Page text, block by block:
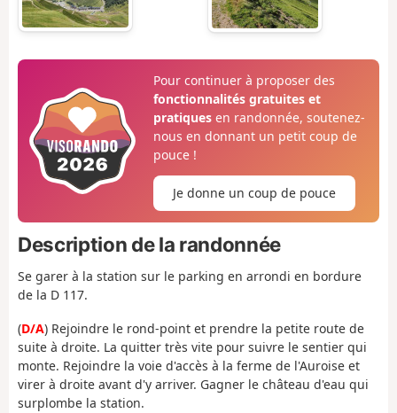
Pour continuer à proposer des
fonctionnalités gratuites et
pratiquesen randonnée, soutenez-
nous en donnant un petit coup de
pouce !
Je donne un coup de pouce
Description de la randonnée
Se garer à la station sur le parking en arrondi en bordure
de la D 117.
(D/A) Rejoindre le rond-point et prendre la petite route de
suite à droite. La quitter très vite pour suivre le sentier qui
monte. Rejoindre la voie d'accès à la ferme de l'Auroise et
virer à droite avant d'y arriver. Gagner le château d'eau qui
surplombe la station.